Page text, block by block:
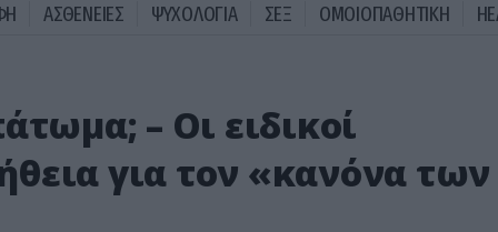
ΑΣΘΕΝΕΙΕΣ ΨΥΧΟΛΟΓΙΑ ΣΕΞ ΟΜΟΙΟΠΑΘΗΤΙΚΗ
– Οι ειδικοί
για τον «κανόνα των